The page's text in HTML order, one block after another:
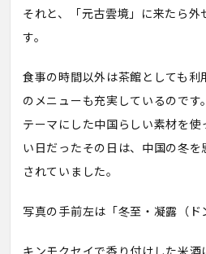
それと、「元古雲境」に来たら外
す。
食事の時間以外は茶館としても利
のメニューも充実しているので
テーマにした中国らしい素材を
い日だったその日は、中国の冬
されていました。
写真の手前左は「冬至・凝露（ド
キンモクセイで香り付けした米